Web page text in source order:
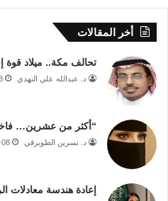
أخر المقالات
تحالف مكة.. ميلاد قوة
د. عبدالله علي النهدي
“أكثر من عشرين…
د. نسرين الطويرقي 08
إعادة هندسة معادلات